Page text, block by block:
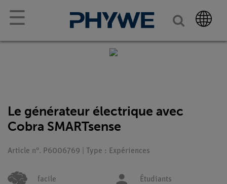
☰
Le générateur électrique avec
Cobra SMARTsense
Article n°. P6006769 | Type : Expériences
facile Étudiants